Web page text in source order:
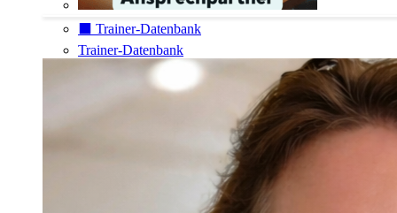
⬛️ Trainer-Datenbank
Trainer-Datenbank